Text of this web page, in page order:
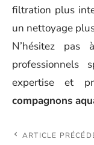
filtration plus
un nettoyage
N’hésitez pas
professionnels
expertise et
compagnons
ARTICLE